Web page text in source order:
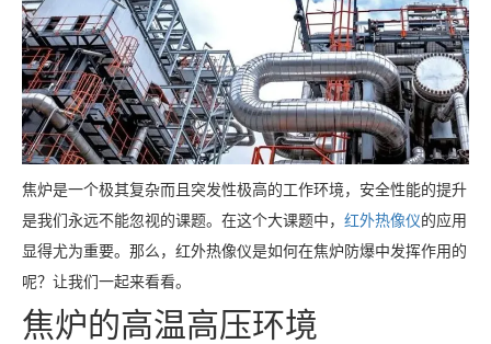
焦炉是一个极其复杂而且突发性极高的工作环境，安全性能的提升
是我们永远不能忽视的课题。在这个大课题中， 红外热像仪的应用
显得尤为重要。那么，红外热像仪是如何在焦炉防爆中发挥作用的
呢？让我们一起来看看。
焦炉的高温高压环境